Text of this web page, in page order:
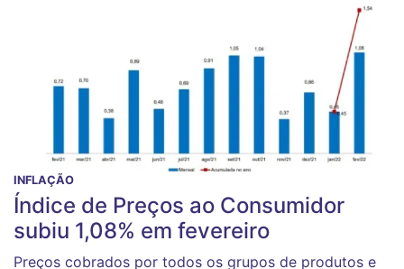
INFLAÇÃO
Índice de Preços ao Consumidor
subiu 1,08% em fevereiro
Preços cobrados por todos os grupos de produtos e